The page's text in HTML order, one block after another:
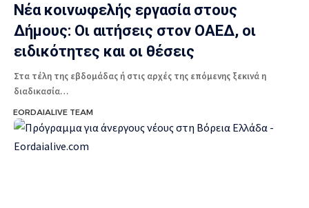
Νέα κοινωφελής εργασία στους
Δήμους: Οι αιτήσεις στον ΟΑΕΔ, οι
ειδικότητες και οι θέσεις
Στα τέλη της εβδομάδας ή στις αρχές της επόμενης ξεκινά η
διαδικασία…
EORDAIALIVE TEAM